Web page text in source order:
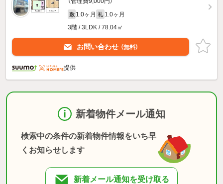
敷 1.0ヶ月 礼 1.0ヶ月
3階 / 3LDK / 78.04㎡
お問い合わせ （無料）
提供
新着物件メール通知
検索中の条件の新着物件情報をいち早
くお知らせします
新着メール通知を受け取る